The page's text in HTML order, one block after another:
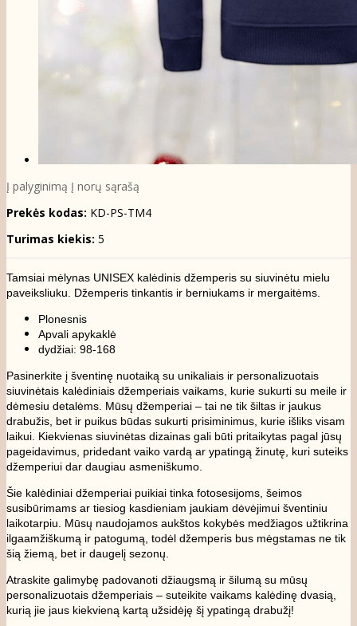
Į palyginimą Į norų sąrašą
Prekės kodas: KD-PS-TM4
Turimas kiekis: 5
Tamsiai mėlynas UNISEX kalėdinis džemperis su siuvinėtu mielu
paveiksliuku. Džemperis tinkantis ir berniukams ir mergaitėms.
Plonesnis
Apvali apykaklė
dydžiai: 98-168
Pasinerkite į šventinę nuotaiką su unikaliais ir personalizuotais
siuvinėtais kalėdiniais džemperiais vaikams, kurie sukurti su meile ir
dėmesiu detalėms. Mūsų džemperiai – tai ne tik šiltas ir jaukus
drabužis, bet ir puikus būdas sukurti prisiminimus, kurie išliks visam
laikui. Kiekvienas siuvinėtas dizainas gali būti pritaikytas pagal jūsų
pageidavimus, pridedant vaiko vardą ar ypatingą žinutę, kuri suteiks
džemperiui dar daugiau asmeniškumo.
Šie kalėdiniai džemperiai puikiai tinka fotosesijoms, šeimos
susibūrimams ar tiesiog kasdieniam jaukiam dėvėjimui šventiniu
laikotarpiu. Mūsų naudojamos aukštos kokybės medžiagos užtikrina
ilgaamžiškumą ir patogumą, todėl džemperis bus mėgstamas ne tik
šią žiemą, bet ir daugelį sezonų.
Atraskite galimybę padovanoti džiaugsmą ir šilumą su mūsų
personalizuotais džemperiais – suteikite vaikams kalėdinę dvasią,
kurią jie jaus kiekvieną kartą užsidėję šį ypatingą drabužį!